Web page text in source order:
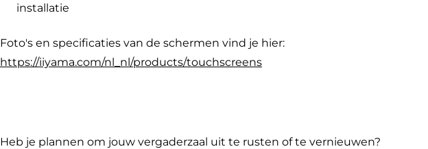
installatie
Foto's en specificaties van de schermen vind je hier:
https://iiyama.com/nl_nl/products/touchscreens
Heb je plannen om jouw vergaderzaal uit te rusten of te vernieuwen?